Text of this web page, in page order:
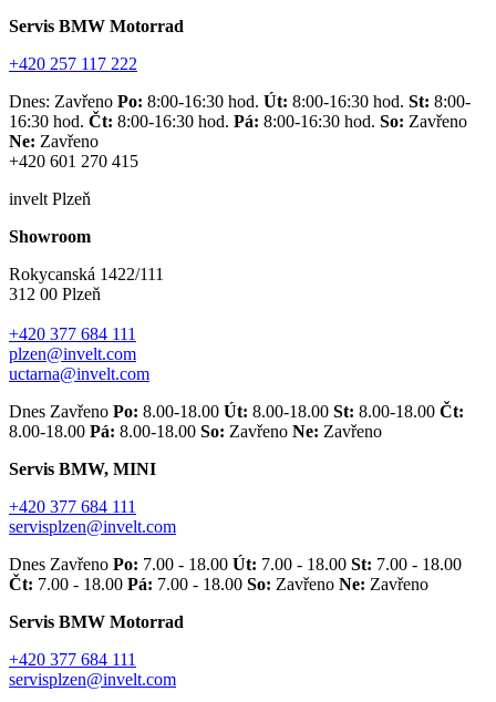
Servis BMW Motorrad
+420 257 117 222
Dnes: Zavřeno Po: 8:00-16:30 hod. Út: 8:00-16:30 hod. St: 8:00-
16:30 hod. Čt: 8:00-16:30 hod. Pá: 8:00-16:30 hod. So: Zavřeno
Ne: Zavřeno
+420 601 270 415
invelt Plzeň
Showroom
Rokycanská 1422/111
312 00 Plzeň
+420 377 684 111
plzen@invelt.com
uctarna@invelt.com
Dnes Zavřeno Po: 8.00-18.00 Út: 8.00-18.00 St: 8.00-18.00 Čt:
8.00-18.00 Pá: 8.00-18.00 So: Zavřeno Ne: Zavřeno
Servis BMW, MINI
+420 377 684 111
servisplzen@invelt.com
Dnes Zavřeno Po: 7.00 - 18.00 Út: 7.00 - 18.00 St: 7.00 - 18.00
Čt: 7.00 - 18.00 Pá: 7.00 - 18.00 So: Zavřeno Ne: Zavřeno
Servis BMW Motorrad
+420 377 684 111
servisplzen@invelt.com